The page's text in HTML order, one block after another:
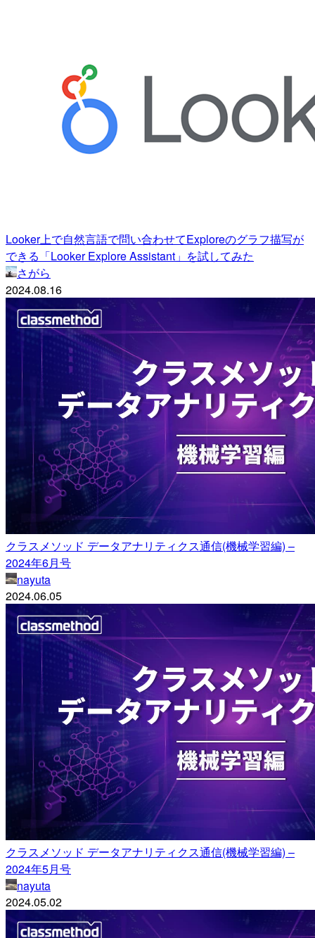
Looker上で自然言語で問い合わせてExploreのグラフ描写が
できる「Looker Explore Assistant」を試してみた
さがら
2024.08.16
クラスメソッド データアナリティクス通信(機械学習編) –
2024年6月号
nayuta
2024.06.05
クラスメソッド データアナリティクス通信(機械学習編) –
2024年5月号
nayuta
2024.05.02